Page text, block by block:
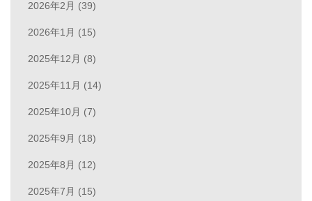
2026年2月 (39)
2026年1月 (15)
2025年12月 (8)
2025年11月 (14)
2025年10月 (7)
2025年9月 (18)
2025年8月 (12)
2025年7月 (15)